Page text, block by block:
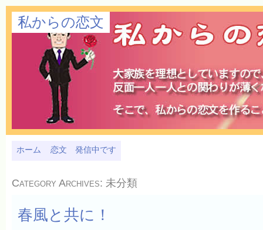
私からの恋文
ホーム 恋文 発信中です
Category Archives: 未分類
春風と共に！